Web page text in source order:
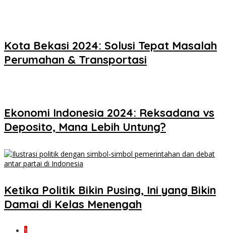
Kota Bekasi 2024: Solusi Tepat Masalah
Perumahan & Transportasi
Ekonomi Indonesia 2024: Reksadana vs
Deposito, Mana Lebih Untung?
Ketika Politik Bikin Pusing, Ini yang Bikin
Damai di Kelas Menengah
1